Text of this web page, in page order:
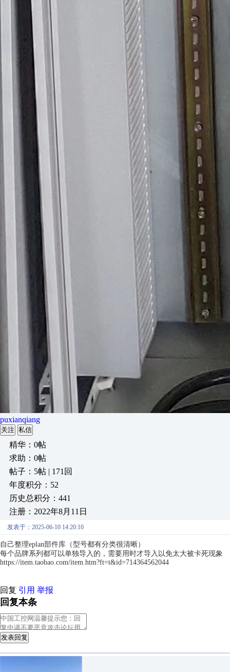
puxianqiang
关注 私信
精华：0帖
求助：0帖
帖子：5帖 | 171回
年度积分：52
历史总积分：441
注册：2022年8月11日
发表于：2025-06-10 14:20:10
自己整理eplan部件库（型号都有分类很清晰）
每个品牌系列都可以单独导入的，需要用时才导入以免太大被卡死现象
https://item.taobao.com/item.htm?ft=t&id=714364562044
回复 引用 举报
回复本条
发表回复